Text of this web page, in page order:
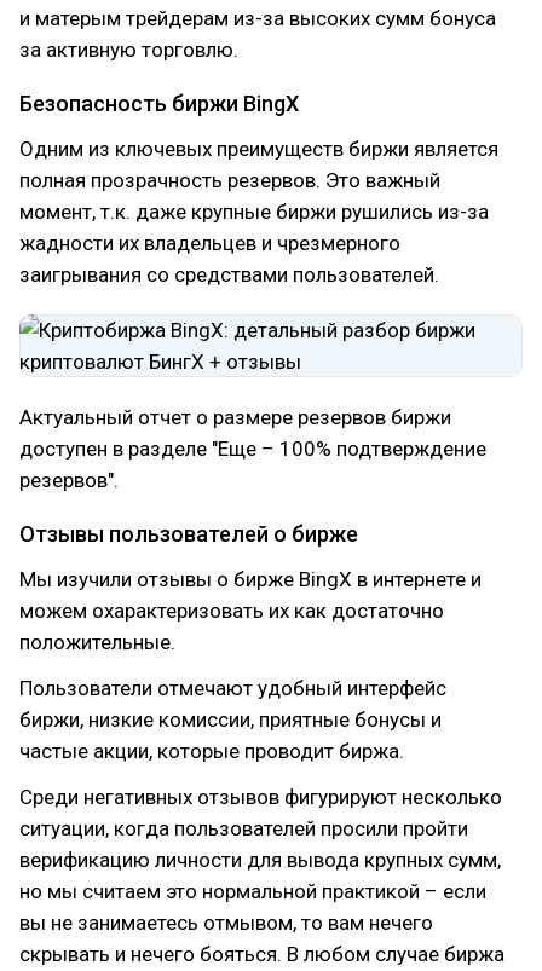
и матерым трейдерам из-за высоких сумм бонуса
за активную торговлю.
Безопасность биржи BingX
Одним из ключевых преимуществ биржи является
полная прозрачность резервов. Это важный
момент, т.к. даже крупные биржи рушились из-за
жадности их владельцев и чрезмерного
заигрывания со средствами пользователей.
Актуальный отчет о размере резервов биржи
доступен в разделе "Еще – 100% подтверждение
резервов".
Отзывы пользователей о бирже
Мы изучили отзывы о бирже BingX в интернете и
можем охарактеризовать их как достаточно
положительные.
Пользователи отмечают удобный интерфейс
биржи, низкие комиссии, приятные бонусы и
частые акции, которые проводит биржа.
Среди негативных отзывов фигурируют несколько
ситуации, когда пользователей просили пройти
верификацию личности для вывода крупных сумм,
но мы считаем это нормальной практикой – если
вы не занимаетесь отмывом, то вам нечего
скрывать и нечего бояться. В любом случае биржа